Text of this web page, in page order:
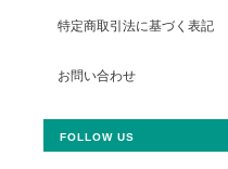
特定商取引法に基づく表記
お問い合わせ
FOLLOW US